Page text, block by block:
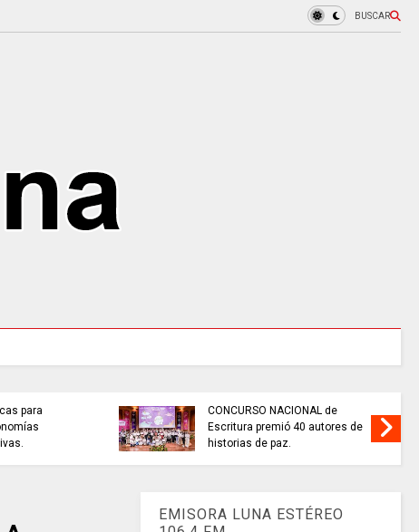
BUSCAR
para
CONCURSO NACIONAL de
Escritura premió 40 autores de
historias de paz.
EMISORA LUNA ESTÉREO